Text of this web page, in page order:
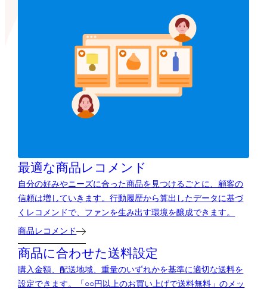
最適な商品レコメンド
自分の好みやニーズに合った商品を見つけるごとに、顧客の
信頼は増していきます。行動履歴から算出したデータに基づ
くレコメンドで、ファンを生み出す環境を醸成できます。
商品レコメンド
商品に合わせた送料設定
購入金額、配送地域、重量のいずれかを基準に適切な送料を
設定できます。「○○円以上のお買い上げで送料無料」のメッ